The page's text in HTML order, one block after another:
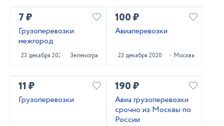
7 ₽
Грузоперевозки
межгород
23 декабря 2020 Зеленоград
100 ₽
Авиаперевозки
23 декабря 2020 Москва
11 ₽
Грузоперевозки
190 ₽
Авиа грузоперевозки
срочно из Москвы по
России